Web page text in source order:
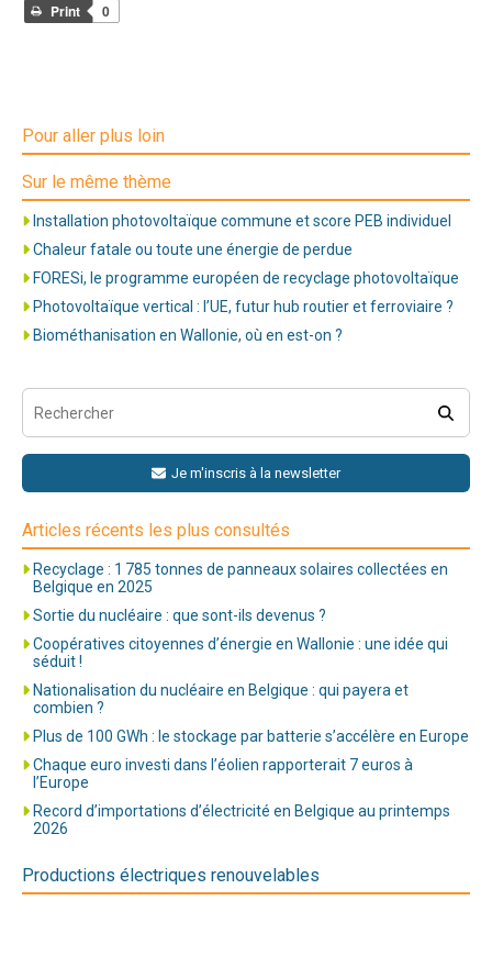
Print
0
Pour aller plus loin
Sur le même thème
Installation photovoltaïque commune et score PEB individuel
Chaleur fatale ou toute une énergie de perdue
FORESi, le programme européen de recyclage photovoltaïque
Photovoltaïque vertical : l’UE, futur hub routier et ferroviaire ?
Biométhanisation en Wallonie, où en est-on ?
Je m'inscris à la newsletter
Articles récents les plus consultés
Recyclage : 1 785 tonnes de panneaux solaires collectées en
Belgique en 2025
Sortie du nucléaire : que sont-ils devenus ?
Coopératives citoyennes d’énergie en Wallonie : une idée qui
séduit !
Nationalisation du nucléaire en Belgique : qui payera et
combien ?
Plus de 100 GWh : le stockage par batterie s’accélère en Europe
Chaque euro investi dans l’éolien rapporterait 7 euros à
l’Europe
Record d’importations d’électricité en Belgique au printemps
2026
Productions électriques renouvelables